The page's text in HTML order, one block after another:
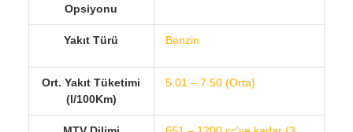
Opsiyonu
Yakıt Türü Benzin
Ort. Yakıt Tüketimi
(l/100Km)
5.01 – 7.50 (Orta)